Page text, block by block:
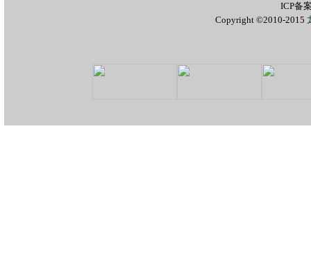
ICP备
Copyright ©2010-2015